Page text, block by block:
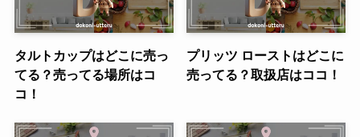
タルトカップはどこに売っ
てる？売ってる場所はコ
コ！
プリッツ ローストはどこに
売ってる？取扱店はココ！